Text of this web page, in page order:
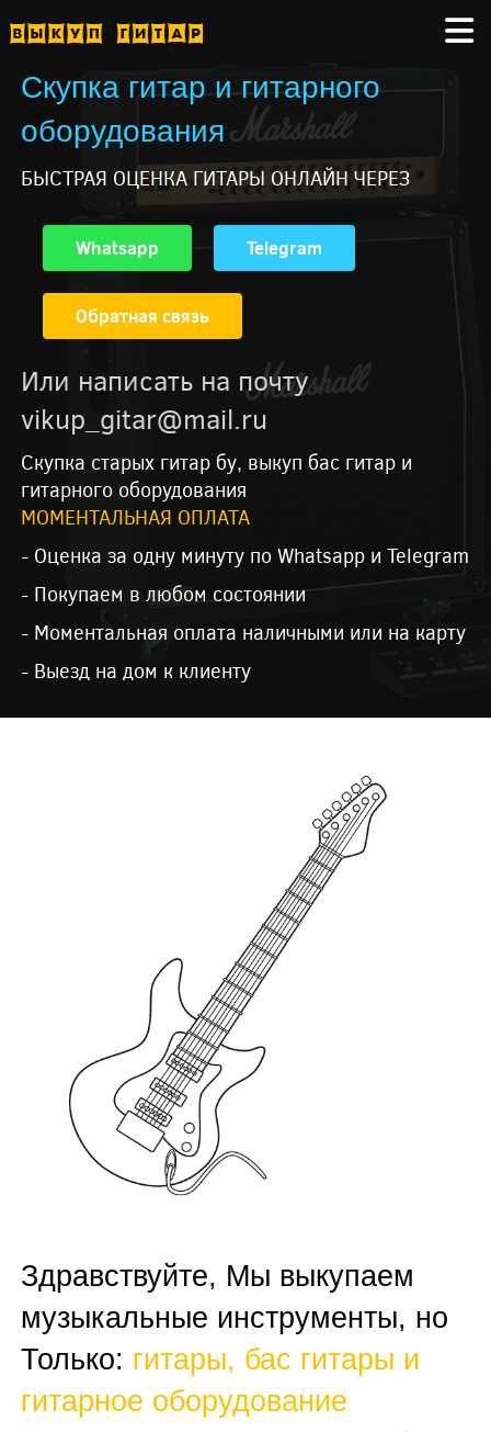
Скупка гитар и гитарного
оборудования
БЫСТРАЯ ОЦЕНКА ГИТАРЫ ОНЛАЙН ЧЕРЕЗ
Whatsapp Telegram
Обратная связь
Или написать на почту
vikup_gitar@mail.ru
Скупка старых гитар бу, выкуп бас гитар и
гитарного оборудования
МОМЕНТАЛЬНАЯ ОПЛАТА
- Оценка за одну минуту по Whatsapp и Telegram
- Покупаем в любом состоянии
- Моментальная оплата наличными или на карту
- Выезд на дом к клиенту
Здравствуйте, Мы выкупаем
музыкальные инструменты, но
Только: гитары, бас гитары и
гитарное оборудование